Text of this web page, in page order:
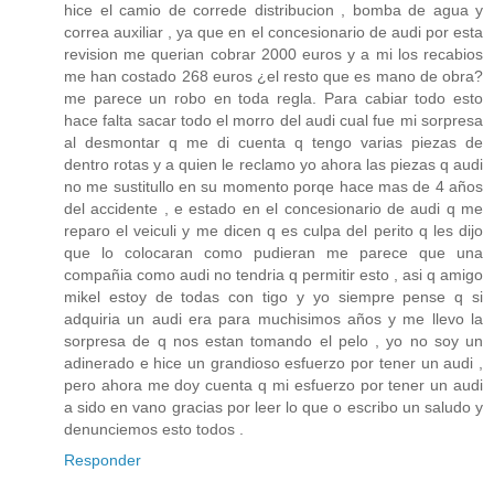
hice el camio de correde distribucion , bomba de agua y
correa auxiliar , ya que en el concesionario de audi por esta
revision me querian cobrar 2000 euros y a mi los recabios
me han costado 268 euros ¿el resto que es mano de obra?
me parece un robo en toda regla. Para cabiar todo esto
hace falta sacar todo el morro del audi cual fue mi sorpresa
al desmontar q me di cuenta q tengo varias piezas de
dentro rotas y a quien le reclamo yo ahora las piezas q audi
no me sustitullo en su momento porqe hace mas de 4 años
del accidente , e estado en el concesionario de audi q me
reparo el veiculi y me dicen q es culpa del perito q les dijo
que lo colocaran como pudieran me parece que una
compañia como audi no tendria q permitir esto , asi q amigo
mikel estoy de todas con tigo y yo siempre pense q si
adquiria un audi era para muchisimos años y me llevo la
sorpresa de q nos estan tomando el pelo , yo no soy un
adinerado e hice un grandioso esfuerzo por tener un audi ,
pero ahora me doy cuenta q mi esfuerzo por tener un audi
a sido en vano gracias por leer lo que o escribo un saludo y
denunciemos esto todos .
Responder